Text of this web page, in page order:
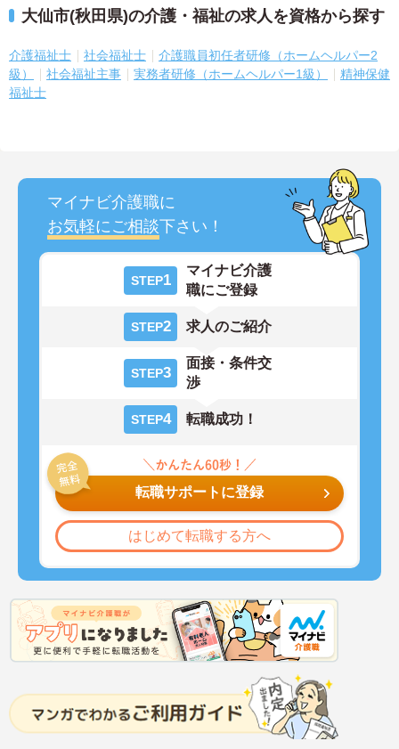
大仙市(秋田県)の介護・福祉の求人を資格から探す
介護福祉士 社会福祉士
介護職員初任者研修（ホームヘルパー2
級）
社会福祉主事 実務者研修（ホームヘルパー1級）
精神保健
福祉士
マイナビ介護職に
お気軽にご相談下さい！
STEP1
マイナビ介護
職にご登録
STEP2 求人のご紹介
STEP3
面接・条件交
渉
STEP4 転職成功！
転職サポートに登録
はじめて転職する方へ